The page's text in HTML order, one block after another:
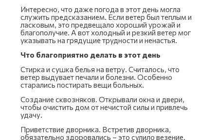
Интересно, что даже погода в этот день могла
служить предсказанием. Если ветер был теплым и
ласковым, это предвещало хороший урожай и
благополучие. А вот холодный и резкий ветер мог
указывать на грядущие трудности и ненастья.
Что благоприятно делать в этот день
Стирка и сушка белья на ветру. Считалось, что
ветер выдувает печали и болезни. Особенно
старались постирать вещи больных.
Создание сквозняков. Открывали окна и двери,
чтобы очистить дом от нечистой силы и привлечь
удачу.
Приветствие дворника. Встретив дворника,
обязательно здоровались – это сулило везение.